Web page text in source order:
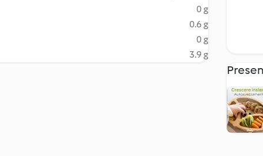
0 g
0.6 g
0 g
3.9 g